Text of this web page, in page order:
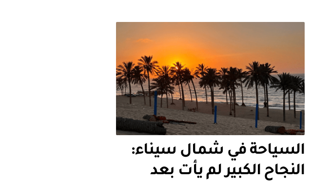
السياحة في شمال سيناء:
النجاح الكبير لم يأت بعد